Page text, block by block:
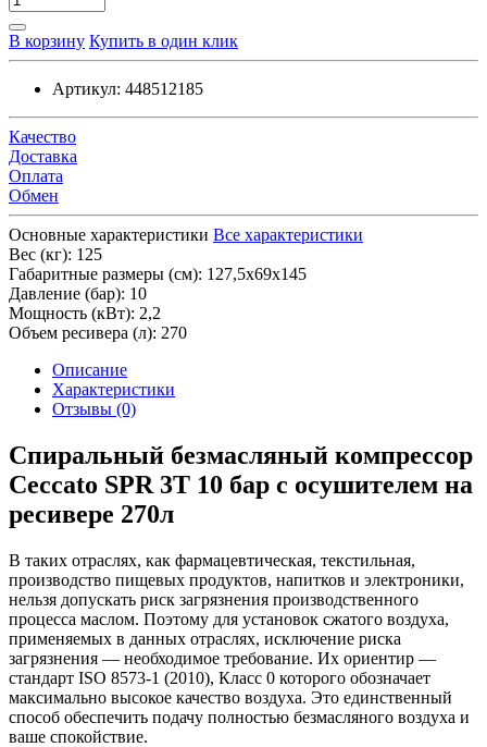
В корзину Купить в один клик
Артикул: 448512185
Качество
Доставка
Оплата
Обмен
Основные характеристики Все характеристики
Вес (кг): 125
Габаритные размеры (см): 127,5х69х145
Давление (бар): 10
Мощность (кВт): 2,2
Объем ресивера (л): 270
Описание
Характеристики
Отзывы (0)
Спиральный безмасляный компрессор
Ceccato SPR 3T 10 бар с осушителем на
ресивере 270л
В таких отраслях, как фармацевтическая, текстильная,
производство пищевых продуктов, напитков и электроники,
нельзя допускать риск загрязнения производственного
процесса маслом. Поэтому для установок сжатого воздуха,
применяемых в данных отраслях, исключение риска
загрязнения — необходимое требование. Их ориентир —
стандарт ISO 8573-1 (2010), Класс 0 которого обозначает
максимально высокое качество воздуха. Это единственный
способ обеспечить подачу полностью безмасляного воздуха и
ваше спокойствие.